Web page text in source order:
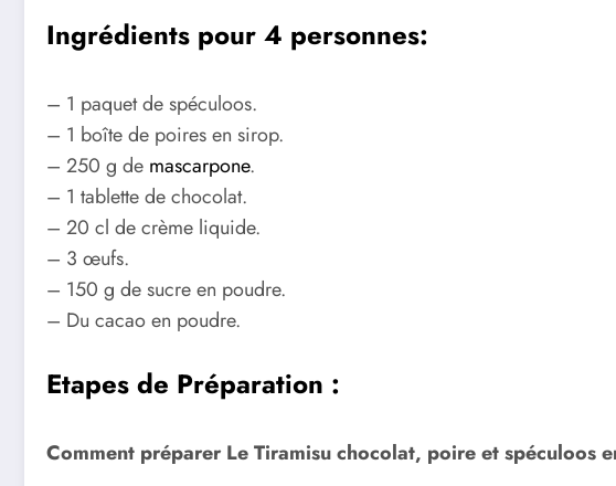
Ingrédients pour 4 personnes:
– 1 paquet de spéculoos.
– 1 boîte de poires en sirop.
– 250 g de mascarpone.
– 1 tablette de chocolat.
– 20 cl de crème liquide.
– 3 œufs.
– 150 g de sucre en poudre.
– Du cacao en poudre.
Etapes de Préparation :
Comment préparer Le Tiramisu chocolat, poire et spéculoos